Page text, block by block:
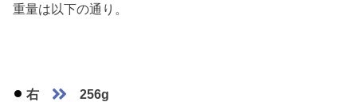
重量は以下の通り。
右 256g